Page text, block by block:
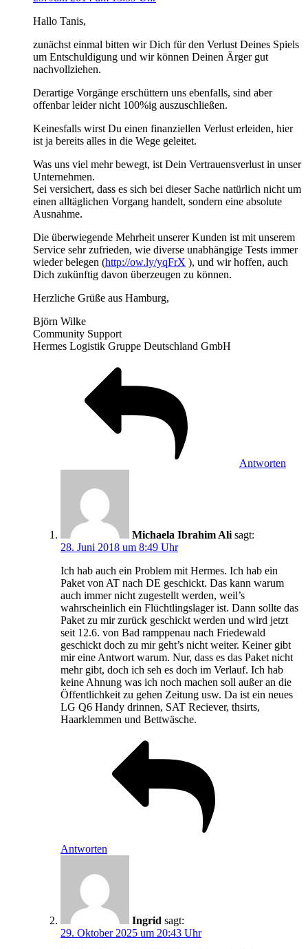
Hallo Tanis,
zunächst einmal bitten wir Dich für den Verlust Deines Spiels
um Entschuldigung und wir können Deinen Ärger gut
nachvollziehen.
Derartige Vorgänge erschüttern uns ebenfalls, sind aber
offenbar leider nicht 100%ig auszuschließen.
Keinesfalls wirst Du einen finanziellen Verlust erleiden, hier
ist ja bereits alles in die Wege geleitet.
Was uns viel mehr bewegt, ist Dein Vertrauensverlust in unser
Unternehmen.
Sei versichert, dass es sich bei dieser Sache natürlich nicht um
einen alltäglichen Vorgang handelt, sondern eine absolute
Ausnahme.
Die überwiegende Mehrheit unserer Kunden ist mit unserem
Service sehr zufrieden, wie diverse unabhängige Tests immer
wieder belegen (http://ow.ly/yqFrX ), und wir hoffen, auch
Dich zukünftig davon überzeugen zu können.
Herzliche Grüße aus Hamburg,
Björn Wilke
Community Support
Hermes Logistik Gruppe Deutschland GmbH
Antworten
Michaela Ibrahim Ali sagt:
28. Juni 2018 um 8:49 Uhr
Ich hab auch ein Problem mit Hermes. Ich hab ein
Paket von AT nach DE geschickt. Das kann warum
auch immer nicht zugestellt werden, weil’s
wahrscheinlich ein Flüchtlingslager ist. Dann sollte das
Paket zu mir zurück geschickt werden und wird jetzt
seit 12.6. von Bad ramppenau nach Friedewald
geschickt doch zu mir geht’s nicht weiter. Keiner gibt
mir eine Antwort warum. Nur, dass es das Paket nicht
mehr gibt, doch ich seh es doch im Verlauf. Ich hab
keine Ahnung was ich noch machen soll außer an die
Öffentlichkeit zu gehen Zeitung usw. Da ist ein neues
LG Q6 Handy drinnen, SAT Reciever, thsirts,
Haarklemmen und Bettwäsche.
Antworten
Ingrid sagt:
29. Oktober 2025 um 20:43 Uhr